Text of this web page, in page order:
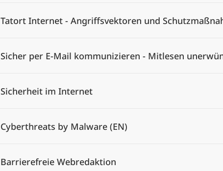
Tatort Internet - Angriffsvektoren und
Sicher per E-Mail kommunizieren - Mitlesen
Sicherheit im Internet
Cyberthreats by Malware (EN)
Barrierefreie Webredaktion